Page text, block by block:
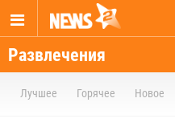
Развлечения
Лучшее Горячее Новое